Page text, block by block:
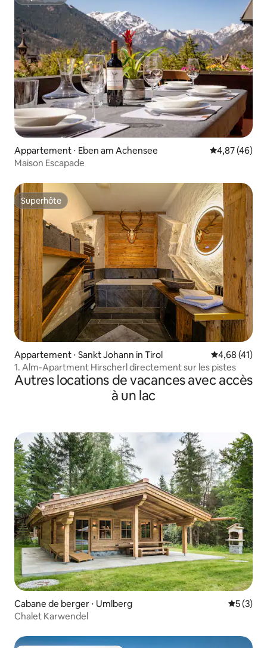
Appartement ⋅ Eben am Achensee Évaluation
4,87 (46)
Maison Escapade
Superhôte
Superhôte
Appartement ⋅ Sankt Johann in Tirol Évaluation
4,68 (41)
1. Alm-Apartment Hirscherl directement sur les pistes
Autres locations de vacances avec accès
à un lac
Cabane de berger ⋅ Umlberg
5 (3)
Chalet Karwendel